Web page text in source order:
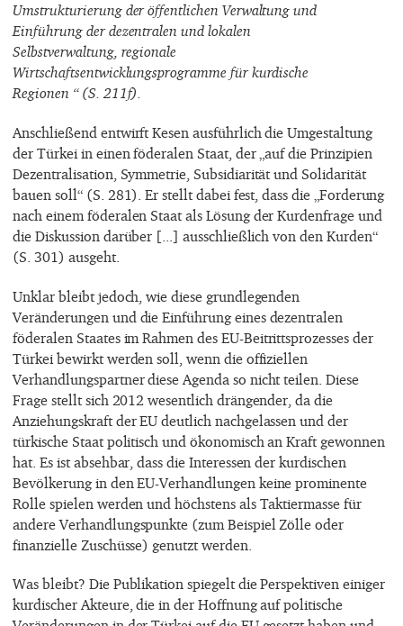
Umstrukturierung der öffentlichen Verwaltung und
Einführung der dezentralen und lokalen
Selbstverwaltung, regionale
Wirtschaftsentwicklungsprogramme für kurdische
Regionen “ (S. 211f).
Anschließend entwirft Kesen ausführlich die Umgestaltung
der Türkei in einen föderalen Staat, der „auf die Prinzipien
Dezentralisation, Symmetrie, Subsidiarität und Solidarität
bauen soll“ (S. 281). Er stellt dabei fest, dass die „Forderung
nach einem föderalen Staat als Lösung der Kurdenfrage und
die Diskussion darüber [...] ausschließlich von den Kurden“
(S. 301) ausgeht.
Unklar bleibt jedoch, wie diese grundlegenden
Veränderungen und die Einführung eines dezentralen
föderalen Staates im Rahmen des EU-Beitrittsprozesses der
Türkei bewirkt werden soll, wenn die offiziellen
Verhandlungspartner diese Agenda so nicht teilen. Diese
Frage stellt sich 2012 wesentlich drängender, da die
Anziehungskraft der EU deutlich nachgelassen und der
türkische Staat politisch und ökonomisch an Kraft gewonnen
hat. Es ist absehbar, dass die Interessen der kurdischen
Bevölkerung in den EU-Verhandlungen keine prominente
Rolle spielen werden und höchstens als Taktiermasse für
andere Verhandlungspunkte (zum Beispiel Zölle oder
finanzielle Zuschüsse) genutzt werden.
Was bleibt? Die Publikation spiegelt die Perspektiven einiger
kurdischer Akteure, die in der Hoffnung auf politische